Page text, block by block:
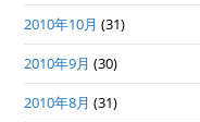
2010年10月 (31)
2010年9月 (30)
2010年8月 (31)